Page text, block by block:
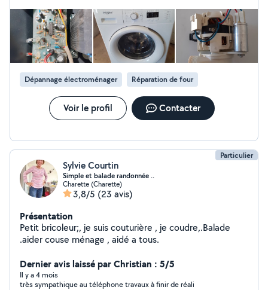
Dépannage électroménager Réparation de four
Voir le profil Contacter
Particulier
Sylvie Courtin
Simple et balade randonnée ..
Charette (Charette)
3,8/5 (23 avis)
Présentation
Petit bricoleur;, je suis couturière , je coudre,.Balade
.aider couse ménage , aidé a tous.
Dernier avis laissé par Christian : 5/5
Il y a 4 mois
très sympathique au téléphone travaux à finir de réali